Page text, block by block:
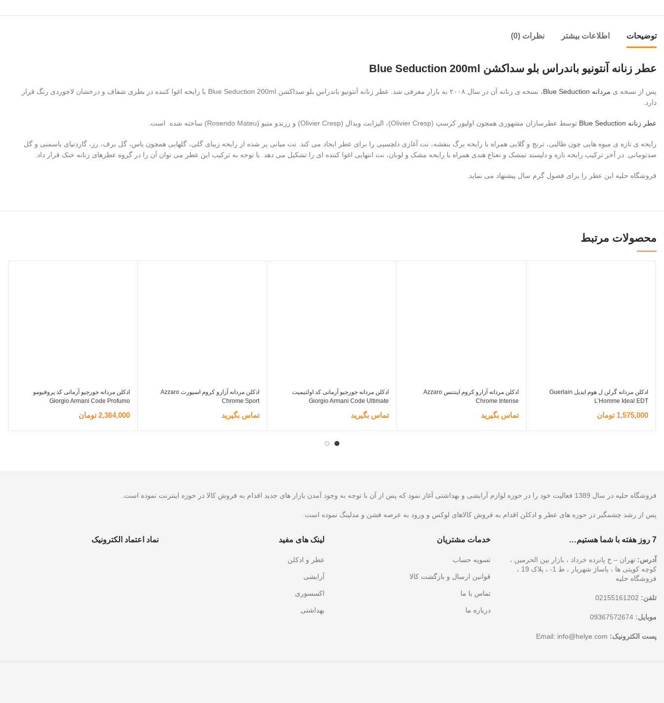
توضیحات اطلاعات بیشتر نظرات (0)
عطر زنانه آنتونیو باندراس بلو سداکشن Blue Seduction 200ml
پس از نسخه ی مردانه Blue Seduction
، نسخه ی زنانه آن در سال ۲۰۰۸ به بازار معرفی شد. عطر زنانه آنتونیو باندراس بلو سداکشن Blue Seduction 200ml با رایحه اغوا کننده در بطری شفاف و درخشان لاجوردی رنگ قرار
دارد.
عطر زنانه Blue Seduction توسط عطرسازان مشهوری همچون اولیور کرسپ (Olivier Cresp)، الیزابت ویدال (Olivier Cresp) و رزندو متیو (Rosendo Mateu) ساخته شده است.
رایحه ی تازه ی میوه هایی چون طالبی، ترنج و گلابی همراه با رایحه برگ بنفشه، نت آغازی دلچسپی را برای عطر ایجاد می کند. نت میانی پر شده از رایحه زیبای گلی، گلهایی همچون یاس، گل برف، رز، گاردنیای یاسمنی و گل
صدتومانی. در آخر ترکیب رایحه تازه و دلپسند تمشک و نعناع هندی همراه با رایحه مشک و لوبان، نت انتهایی اغوا کننده ای را تشکیل می دهد. با توجه به ترکیب این عطر می توان آن را در گروه عطرهای زنانه خنک قرار داد.
فروشگاه حلیه این عطر را برای فصول گرم سال پیشنهاد می نماید.
محصولات مرتبط
ادکلن مردانه گرلن ل هوم ایدیل Guerlain
L’Homme Ideal EDT
1,575,000 تومان
افزودن به سبد خرید
ادکلن مردانه آزارو کروم اینتنس Azzaro
Chrome Intense
تماس بگیرید
اطلاعات بیشتر
ادکلن مردانه جورجیو آرمانی کد اولتیمیت
Giorgio Armani Code Ultimate
تماس بگیرید
اطلاعات بیشتر
ادکلن مردانه آزارو کروم اسپورت Azzaro
Chrome Sport
تماس بگیرید
اطلاعات بیشتر
ادکلن مردانه جورجیو آرمانی کد پروفیومو
Giorgio Armani Code Profumo
2,364,000 تومان
افزودن به سبد خرید
فروشگاه حلیه در سال 1389 فعالیت خود را در حوزه لوازم آرایشی و بهداشتی آغاز نمود که پس از آن با توجه به وجود آمدن بازار های جدید اقدام به فروش کالا در حوزه اینترنت نموده است.
پس از رشد چشمگیر در حوزه های عطر و ادکلن اقدام به فروش کالاهای لوکس و ورود به عرصه فشن و مدلینگ نموده است.
7 روز هفته با شما هستیم…
آدرس: تهران – خ پانزده خرداد ، بازار بین الحرمین ،
کوچه کویتی ها ، پاساژ شهریار ، ط 1- ، پلاک 19 ،
فروشگاه حلیه
تلفن: 02155161202
موبایل: 09367572674
پست الکترونیک: info@helye.com
خدمات مشتریان
تسویه حساب
قوانین ارسال و بازگشت کالا
تماس با ما
درباره ما
لینک های مفید
عطر و ادکلن
آرایشی
اکسسوری
بهداشتی
نماد اعتماد الکترونیک